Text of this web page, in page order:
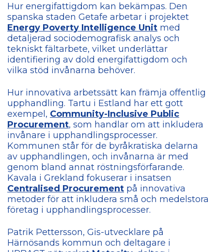
Hur energifattigdom kan bekämpas. Den
spanska staden Getafe arbetar i projektet
Energy Poverty Intelligence Unit med
detaljerad sociodemografisk analys och
tekniskt fältarbete, vilket underlättar
identifiering av dold energifattigdom och
vilka stöd invånarna behöver.
Hur innovativa arbetssätt kan främja offentlig
upphandling. Tartu i Estland har ett gott
exempel, Community-Inclusive Public
Procurement, som handlar om att inkludera
invånare i upphandlingsprocesser.
Kommunen står för de byråkratiska delarna
av upphandlingen, och invånarna är med
genom bland annat röstningsförfarande.
Kavala i Grekland fokuserar i insatsen
Centralised Procurement på innovativa
metoder för att inkludera små och medelstora
företag i upphandlingsprocesser.
Patrik Pettersson, Gis-utvecklare på
Härnösands kommun och deltagare i